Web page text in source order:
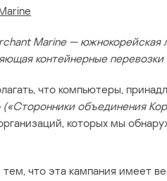
Marine — южнокорейская
контейнерные
что компьютеры,
(«Сторонники объединения
которых мы
что эта кампания имеет